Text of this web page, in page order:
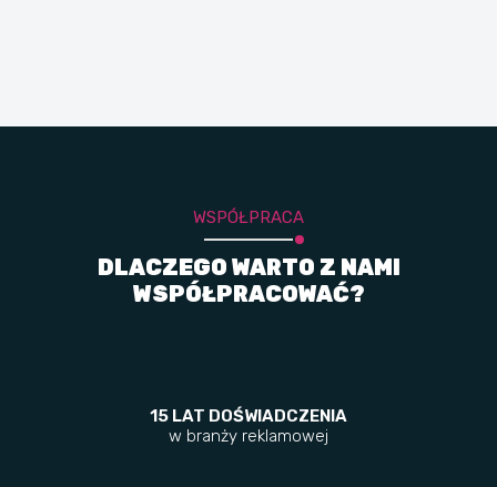
WSPÓŁPRACA
DLACZEGO WARTO Z NAMI
WSPÓŁPRACOWAĆ?
15 LAT DOŚWIADCZENIA
w branży reklamowej